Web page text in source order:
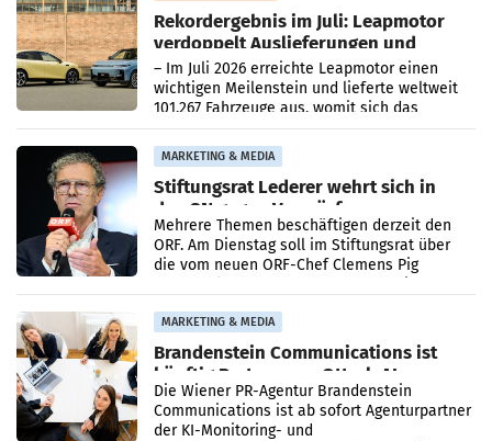
Rekordergebnis im Juli: Leapmotor
verdoppelt Auslieferungen und
überschreitet die 100.000er-Marke
– Im Juli 2026 erreichte Leapmotor einen
wichtigen Meilenstein und lieferte weltweit
101.267 Fahrzeuge aus, womit sich das
Ergebnis gegenüber Juli 2025 mehr als
verdoppelte (+102
MARKETING & MEDIA
Stiftungsrat Lederer wehrt sich in
den SN gegen Vorwürfe
Mehrere Themen beschäftigen derzeit den
ORF. Am Dienstag soll im Stiftungsrat über
die vom neuen ORF-Chef Clemens Pig
MARKETING & MEDIA
Brandenstein Communications ist
künftig Partner von OtterlyAI
Die Wiener PR-Agentur Brandenstein
Communications ist ab sofort Agenturpartner
der KI-Monitoring- und